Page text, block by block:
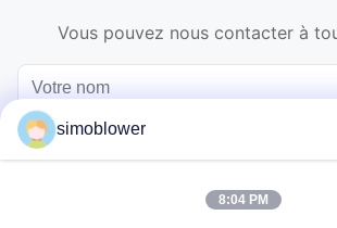
Vous pouvez nous contacter à
simoblower
8:04 PM